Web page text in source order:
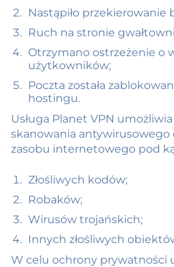
Nastąpiło przekierowanie
Ruch na stronie
Otrzymano ostrzeżenie o
użytkowników;
Poczta została
hostingu.
Usługa Planet VPN
skanowania
zasobu internetowego pod
Złośliwych kodów;
Robaków;
Wirusów trojańskich;
Innych złośliwych
W celu ochrony prywatności